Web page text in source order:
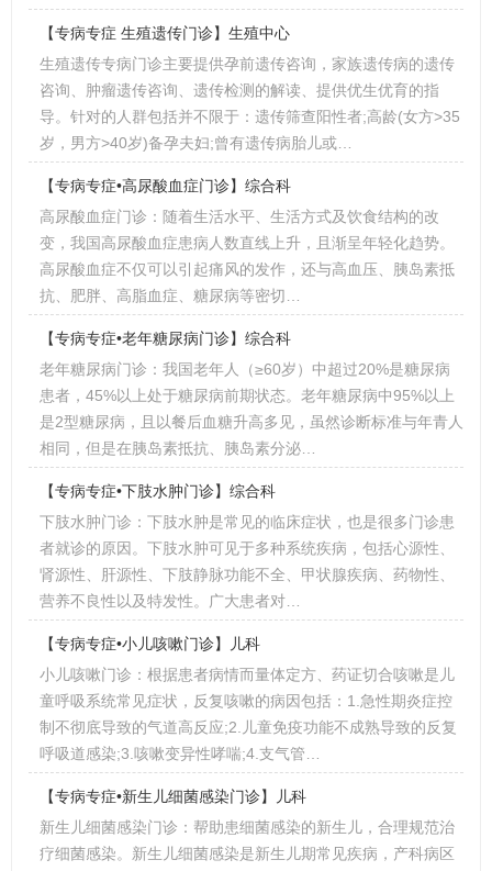
【专病专症 生殖遗传门诊】生殖中心
生殖遗传专病门诊主要提供孕前遗传咨询，家族遗传病的遗传
咨询、肿瘤遗传咨询、遗传检测的解读、提供优生优育的指
导。针对的人群包括并不限于：遗传筛查阳性者;高龄(女方>35
岁，男方>40岁)备孕夫妇;曾有遗传病胎儿或…
【专病专症•高尿酸血症门诊】综合科
高尿酸血症门诊：随着生活水平、生活方式及饮食结构的改
变，我国高尿酸血症患病人数直线上升，且渐呈年轻化趋势。
高尿酸血症不仅可以引起痛风的发作，还与高血压、胰岛素抵
抗、肥胖、高脂血症、糖尿病等密切…
【专病专症•老年糖尿病门诊】综合科
老年糖尿病门诊：我国老年人（≥60岁）中超过20%是糖尿病
患者，45%以上处于糖尿病前期状态。老年糖尿病中95%以上
是2型糖尿病，且以餐后血糖升高多见，虽然诊断标准与年青人
相同，但是在胰岛素抵抗、胰岛素分泌…
【专病专症•下肢水肿门诊】综合科
下肢水肿门诊：下肢水肿是常见的临床症状，也是很多门诊患
者就诊的原因。下肢水肿可见于多种系统疾病，包括心源性、
肾源性、肝源性、下肢静脉功能不全、甲状腺疾病、药物性、
营养不良性以及特发性。广大患者对…
【专病专症•小儿咳嗽门诊】儿科
小儿咳嗽门诊：根据患者病情而量体定方、药证切合咳嗽是儿
童呼吸系统常见症状，反复咳嗽的病因包括：1.急性期炎症控
制不彻底导致的气道高反应;2.儿童免疫功能不成熟导致的反复
呼吸道感染;3.咳嗽变异性哮喘;4.支气管…
【专病专症•新生儿细菌感染门诊】儿科
新生儿细菌感染门诊：帮助患细菌感染的新生儿，合理规范治
疗细菌感染。新生儿细菌感染是新生儿期常见疾病，产科病区